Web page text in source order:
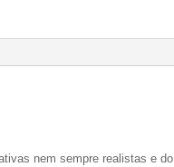
nem sempre realistas e do